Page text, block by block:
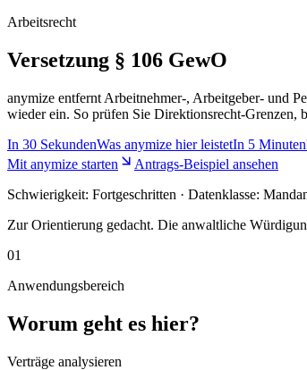
Arbeitsrecht
Versetzung § 106 GewO
anymize entfernt Arbeitnehmer-, Arbeitgeber- und
wieder ein. So prüfen Sie Direktionsrecht-
In 30 SekundenWas anymize hier leistetIn 5 Minuten
Mit anymize starten
Antrags-Beispiel ansehen
Schwierigkeit: Fortgeschritten · Datenklasse:
Zur Orientierung gedacht. Die anwaltliche
01
Anwendungsbereich
Worum geht es hier?
Verträge analysieren